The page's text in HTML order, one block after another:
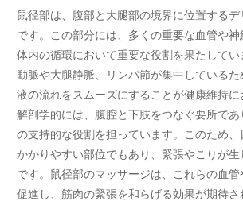
鼠径部は、腹部と大腿部の境界に位置する
です。この部分には、多くの重要な血管や神
体内の循環において重要な役割を果たして
動脈や大腿静脈、リンパ節が集中している
液の流れをスムーズにすることが健康維持に
解剖学的には、腹腔と下肢をつなぐ要所で
の支持的な役割を担っています。このため
かかりやすい部位でもあり、緊張やこりが
です。鼠径部のマッサージは、これらの血
促進し、筋肉の緊張を和らげる効果が期待さ